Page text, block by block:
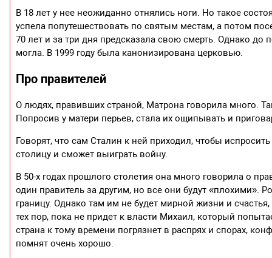
В 18 лет у нее неожиданно отнялись ноги. Но такое
успела попутешествовать по святым местам, а потом
70 лет и за три дня предсказала свою смерть. Однако
могла. В 1999 году была канонизирована церковью.
Про правителей
О людях, правивших страной, Матрона говорила много.
Попросив у матери перьев, стала их ощипывать и
Говорят, что сам Сталин к ней приходил, чтобы
столицу и сможет выиграть войну.
В 50-х годах прошлого столетия она много говорила о
один правитель за другим, но все они будут «плохими».
границу. Однако там им не будет мирной жизни и
тех пор, пока не придет к власти Михаил, который
страна к тому времени погрязнет в распрях и спорах,
помнят очень хорошо.